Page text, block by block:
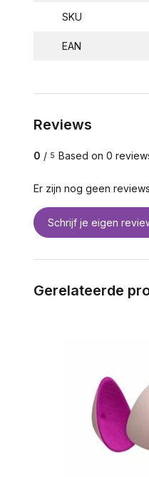
SKU
EAN
Reviews
0 / 5 Based on 0
Er zijn nog geen
Schrijf je eigen
Gerelateerde